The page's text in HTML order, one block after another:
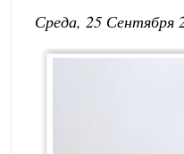
Среда, 25 Сентября